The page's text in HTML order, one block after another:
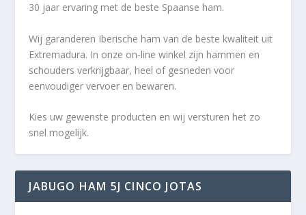
30 jaar ervaring met de beste Spaanse ham.
Wij garanderen Iberische ham van de beste kwaliteit uit
Extremadura. In onze on-line winkel zijn hammen en
schouders verkrijgbaar, heel of gesneden voor
eenvoudiger vervoer en bewaren.
Kies uw gewenste producten en wij versturen het zo
snel mogelijk.
JABUGO HAM 5J CINCO JOTAS